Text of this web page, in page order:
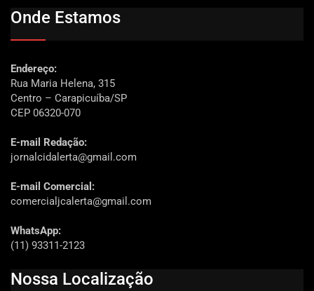
Onde Estamos
Endereço:
Rua Maria Helena, 315
Centro – Carapicuíba/SP
CEP 06320-070
E-mail Redação:
jornalcidalerta@gmail.com
E-mail Comercial:
comercialjcalerta@gmail.com
WhatsApp:
(11) 93311-2123
Nossa Localização